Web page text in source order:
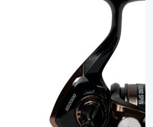
この条件で検索する
使用感や傷のある一般的な中古
C-
かなり使用感があり、全体的に
目立つ傷が多い品
D